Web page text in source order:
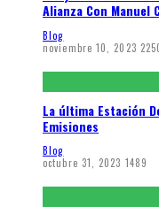
Alianza Con Manuel
Blog
noviembre 10, 2023
La última Estación
Emisiones
Blog
octubre 31, 2023 1489